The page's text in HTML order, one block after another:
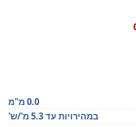
0.0 מ"מ
במהירויות עד 5.3 מ'/ש'